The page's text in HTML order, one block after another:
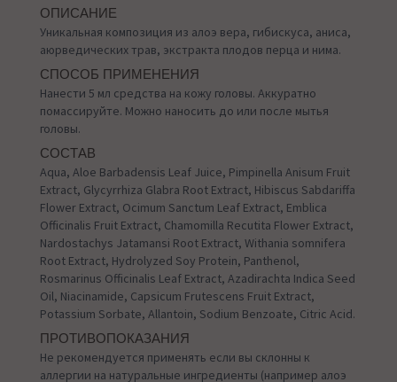
ОПИСАНИЕ
Уникальная композиция из алоэ вера, гибискуса, аниса,
аюрведических трав, экстракта плодов перца и нима.
СПОСОБ ПРИМЕНЕНИЯ
Нанести 5 мл средства на кожу головы. Аккуратно
помассируйте. Можно наносить до или после мытья
головы.
СОСТАВ
Aqua, Aloe Barbadensis Leaf Juice, Pimpinella Anisum Fruit
Extract, Glycyrrhiza Glabra Root Extract, Hibiscus Sabdariffa
Flower Extract, Ocimum Sanctum Leaf Extract, Emblica
Officinalis Fruit Extract, Chamomilla Recutita Flower Extract,
Nardostachys Jatamansi Root Extract, Withania somnifera
Root Extract, Hydrolyzed Soy Protein, Panthenol,
Rosmarinus Officinalis Leaf Extract, Azadirachta Indica Seed
Oil, Niacinamide, Capsicum Frutescens Fruit Extract,
Potassium Sorbate, Allantoin, Sodium Benzoate, Citric Acid.
ПРОТИВОПОКАЗАНИЯ
Не рекомендуется применять если вы склонны к
аллергии на натуральные ингредиенты (например алоэ